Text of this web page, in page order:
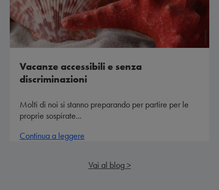
Vai al blog >
Vacanze accessibili e senza
discriminazioni
Molti di noi si stanno preparando per partire per le
proprie sospirate...
Continua a leggere